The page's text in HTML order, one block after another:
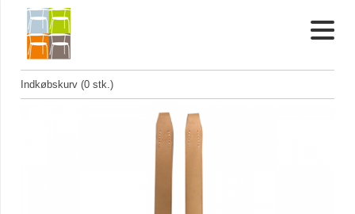
Indkøbskurv (0 stk.)